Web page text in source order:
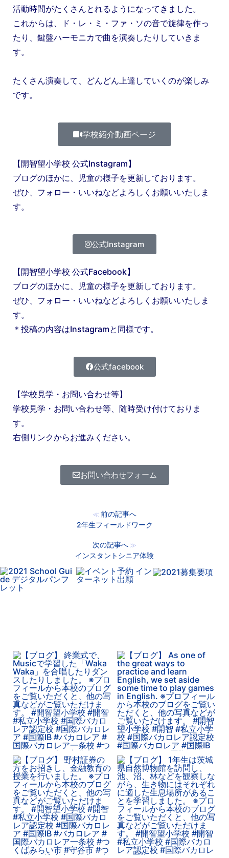
活動時間がたくさんとれるようになってきました。
これからは、ド・レ・ミ・ファ・ソの音で旋律を作っ
たり、鍵盤ハーモニカで曲を演奏したりしていきま
す。
たくさん演奏して、どんどん上達していくのが楽しみ
です。
学校紹介動画ページ
【開智望小学校 公式Instagram】
ブログのほかに、児童の様子を更新しております。
ぜひ、フォロー・いいねなどよろしくお願いいたしま
す。
公式Instagram
【開智望小学校 公式Facebook】
ブログのほかに、児童の様子を更新しております。
ぜひ、フォロー・いいねなどよろしくお願いいたしま
す。
＊投稿の内容はInstagramと同様です。
公式facebook
【学校見学・お問い合わせ等】
学校見学・お問い合わせ等、随時受け付けておりま
す。
右側リンクからお進みください。
お問い合わせフォーム
≪ 前の記事へ
2年生フィールドワーク
次の記事へ ≫
インスタントシニア体験